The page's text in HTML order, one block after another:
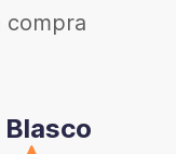
compra